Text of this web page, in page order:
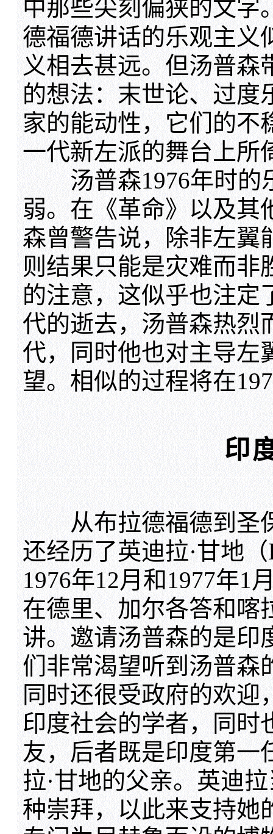
中那些尖刻偏狭的文字
德福德讲话的乐观主义
义相去甚远。但汤普森
的想法：末世论、过度
家的能动性，它们的不
一代新左派的舞台上所
汤普森1976年时的乐
弱。在《革命》以及其
森曾警告说，除非左翼
则结果只能是灾难而非
的注意，这似乎也注定
代的逝去，汤普森热烈
代，同时他也对主导左
望。相似的过程将在
印
从布拉德福德到圣
还经历了英迪拉·甘地
1976年12月和1977年1
在德里、加尔各答和喀
讲。邀请汤普森的是印
们非常渴望听到汤普森
同时还很受政府的欢迎
印度社会的学者，同时
友，后者既是印度第一
拉·甘地的父亲。英迪
种崇拜，以此来支持她